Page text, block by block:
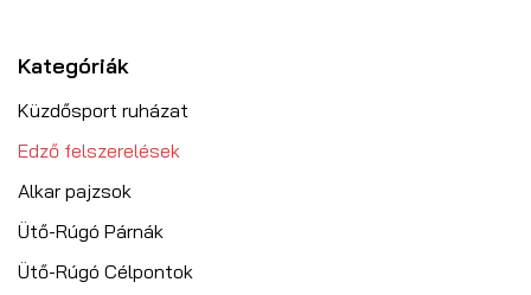
Kategóriák
Küzdősport ruházat
Edző felszerelések
Alkar pajzsok
Ütő-Rúgó Párnák
Ütő-Rúgó Célpontok